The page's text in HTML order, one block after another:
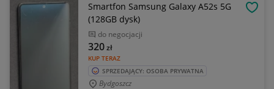
Smartfon Samsung Galaxy A52s 5G
(128GB dysk)
do negocjacji
KUP TERAZ
320zł
SPRZEDAJĄCY: OSOBA PRYWATNA
Bydgoszcz